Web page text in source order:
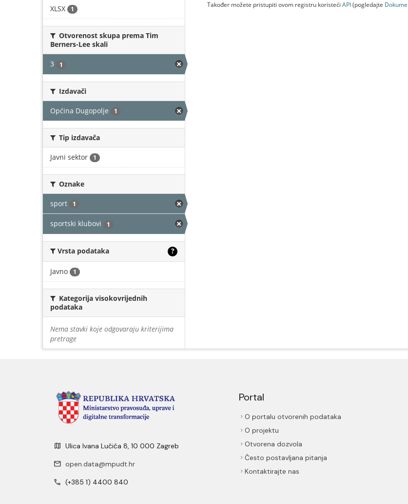
XLSX 1
Otvorenost skupa prema Tim
Berners-Lee skali
3 1
Izdavači
Općina Dugopolje 1
Tip izdavača
Javni sektor 1
Oznake
sport 1
sportski klubovi 1
Vrsta podataka ?
Javno 1
Kategorija visokovrijednih
podataka
Nema stavki koje odgovaraju kriterijima
pretrage
Također možete pristupiti ovom registru koristeći API(pogledajte